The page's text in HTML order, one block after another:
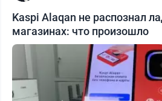
Kaspi Alaqan не распознал
магазинах: что произошло